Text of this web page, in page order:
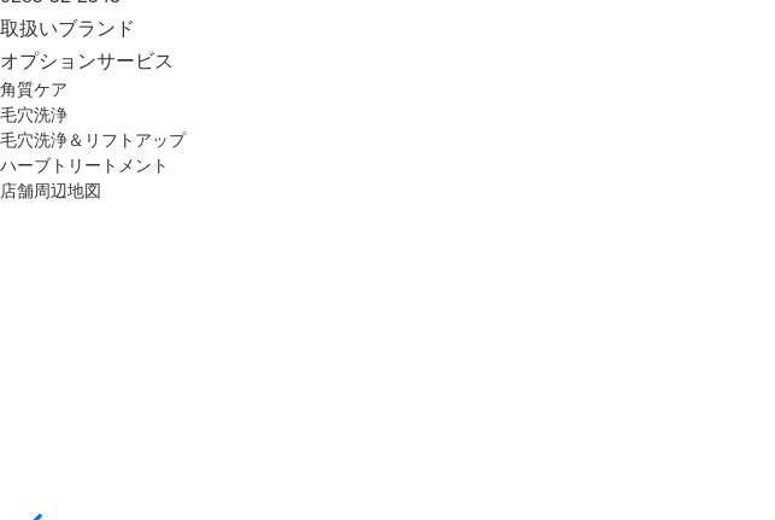
取扱いブランド
オプションサービス
角質ケア
毛穴洗浄
毛穴洗浄＆リフトアップ
ハーブトリートメント
店舗周辺地図